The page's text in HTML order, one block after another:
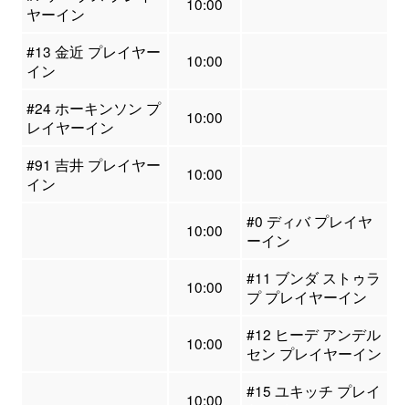
ヤーイン
#13 金近 プレイヤー
イン
10:00
#24 ホーキンソン プ
レイヤーイン
10:00
#91 吉井 プレイヤー
イン
10:00
10:00
#0 ディバ プレイヤ
ーイン
10:00
#11 ブンダ ストゥラ
プ プレイヤーイン
10:00
#12 ヒーデ アンデル
セン プレイヤーイン
10:00
#15 ユキッチ プレイ